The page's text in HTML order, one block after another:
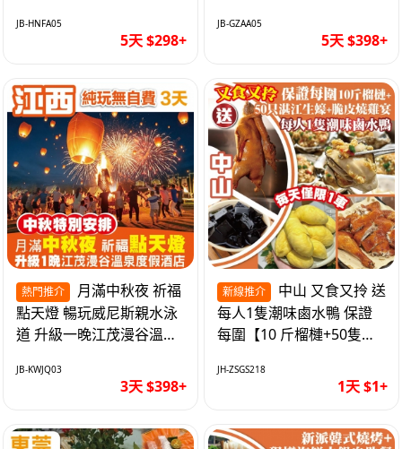
巴士5天
JB-HNFA05
5天 $298+
天
JB-GZAA05
5天 $398+
熱門推介
點天燈 暢玩威尼斯親水泳
道 升級一晚江茂漫谷溫泉
純玩3天
JB-KWJQ03
3天 $398+
新線推介
每人1隻潮味鹵水鴨 保證
每圍【10 斤榴槤+50隻湛
1天
JH-ZSGS218
1天 $1+